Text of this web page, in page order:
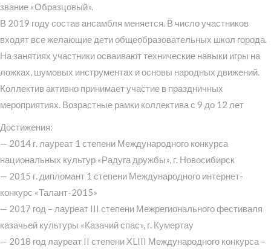
звание «Образцовый».
В 2019 году состав ансамбля меняется. В число участников
входят все желающие дети общеобразовательных школ города.
На занятиях участники осваивают технические навыки игры на
ложках, шумовых инструментах и основы народных движений.
Коллектив активно принимает участие в праздничных
мероприятиях. Возрастные рамки коллектива с 9 до 12 лет
Достижения:
— 2014 г. лауреат 1 степени Международного конкурса
национальных культур «Радуга дружбы», г. Новосибирск
— 2015 г. дипломант 1 степени Международного интернет-
конкурс «Талант-2015»
— 2017 год – лауреат III степени Межрегионального фестиваля
казачьей культуры «Казачий спас», г. Кумертау
— 2018 год лауреат II степени XLIII Международного конкурса –